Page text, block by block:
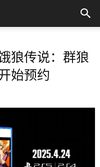
狼传说：群狼
始预约